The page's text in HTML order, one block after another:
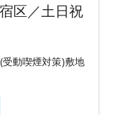
区／土日祝
動喫煙対策)敷地